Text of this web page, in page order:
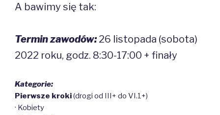
A bawimy się tak:
Termin zawodów:26 listopada (sobota)
2022 roku, godz. 8:30-17:00 + finały
Kategorie:
Pierwsze kroki(drogi od III+ do VI.1+)
· Kobiety